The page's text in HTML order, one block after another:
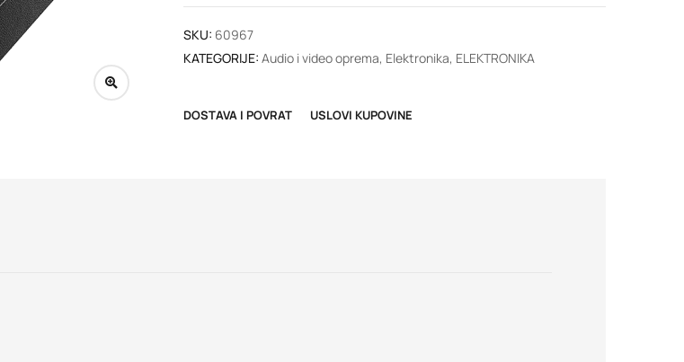
SKU: 60967
KATEGORIJE: Audio i video oprema, Elektronika, ELEKTRONIKA
DOSTAVA I POVRAT USLOVI KUPOVINE